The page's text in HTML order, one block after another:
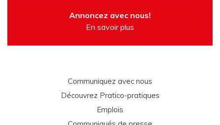
Annoncez avec nous!
En savoir plus
Communiquez avec nous
Découvrez Pratico-pratiques
Emplois